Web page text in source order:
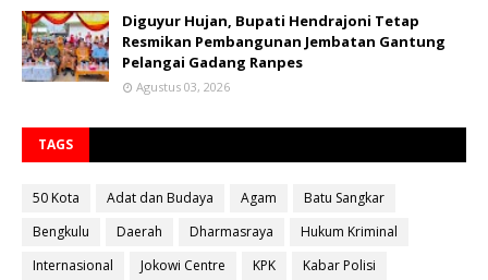
Diguyur Hujan, Bupati Hendrajoni Tetap
Resmikan Pembangunan Jembatan Gantung
Pelangai Gadang Ranpes
Agustus 03, 2026
TAGS
50 Kota Adat dan Budaya Agam
Batu Sangkar
Bengkulu
Daerah Dharmasraya
Hukum Kriminal
Internasional
Jokowi Centre KPK Kabar Polisi